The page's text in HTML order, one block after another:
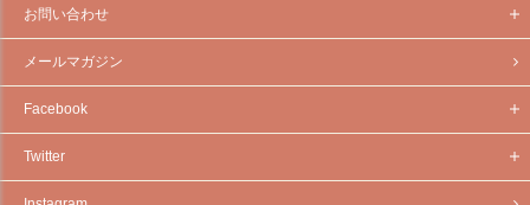
お問い合わせ
メールマガジン
Facebook
Twitter